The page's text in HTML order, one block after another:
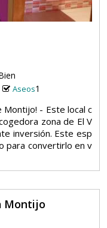
Aseos1
Montijo! - Este local c
zona de El V
inversión. Este esp
para convertirlo en v
Montijo